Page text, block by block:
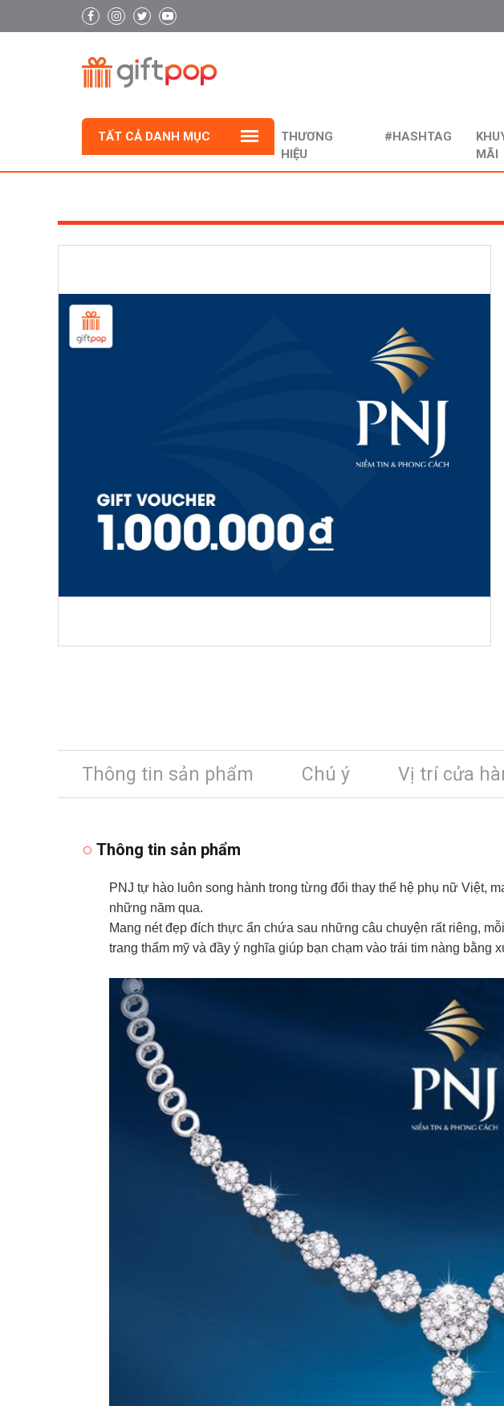
TẤT CẢ DANH MỤC
THƯƠNG
HIỆU
#HASHTAG
MÃI
Thông tin sản phẩm Chú ý Vị trí cửa
Thông tin sản phẩm
PNJ tự hào luôn song hành trong từng đổi thay thế hệ phụ nữ Việt,
những năm qua.
Mang nét đẹp đích thực ẩn chứa sau những câu chuyện rất riêng,
trang thẩm mỹ và đầy ý nghĩa giúp bạn chạm vào trái tim nàng bằng